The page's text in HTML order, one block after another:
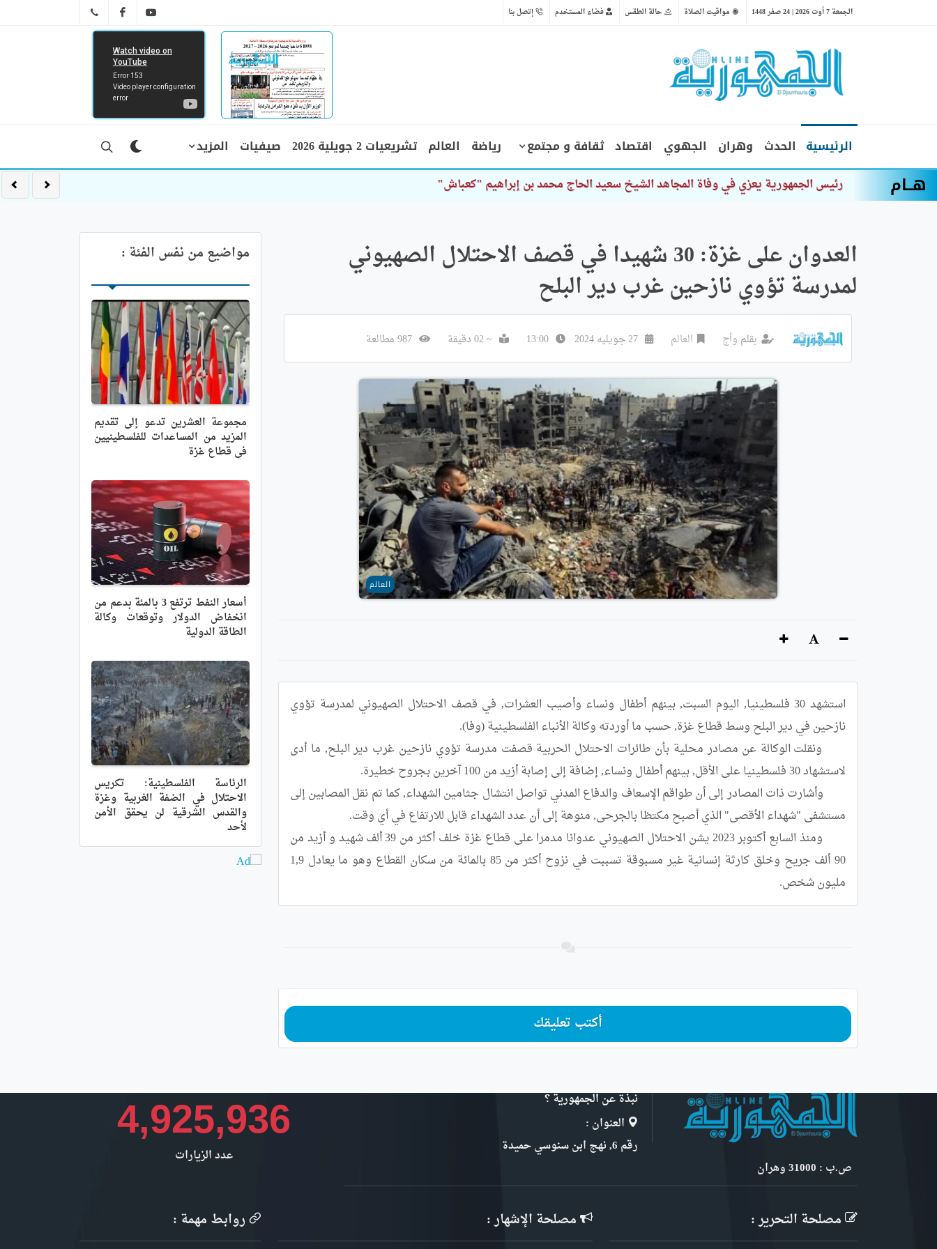
الجمعة 7 أوت 2026 | 24 صفر 1448 مواقيت الصلاة حالة الطقس فضاء المستخدم إتصل بنا YT
FB
الرئيسية الحدث وهران الجهوي اقتصاد ثقافة و مجتمع رياضة العالم تشريعيات 2 جويلية 2026 صيفيات المزيد
هــام وزير ا
العدوان على غزة: 30 شهيدا في قصف الاحتلال الصهيوني
لمدرسة تؤوي نازحين غرب دير البلح
بقلم وأج العالم 27 جويليه 2024 13:00 ~ 02 دقيقة 987 مطالعة
العالم
مليون شخص.
أكتب تعليقك
مواضيع من نفس الفئة :
مجموعة العشرين تدعو إلى تقديم
المزيد من المساعدات للفلسطينيين
في قطاع غزة
أسعار النفط ترتفع 3 بالمئة بدعم من
انخفاض الدولار وتوقعات وكالة
الطاقة الدولية
الرئاسة الفلسطينية: تكريس
الاحتلال في الضفة الغربية وغزة
والقدس الشرقية لن يحقق الأمن
لأحد
نبذة عن الجمهورية ؟
العنوان :
رقم 6, نهج ابن سنوسي حميدة
4,925,936